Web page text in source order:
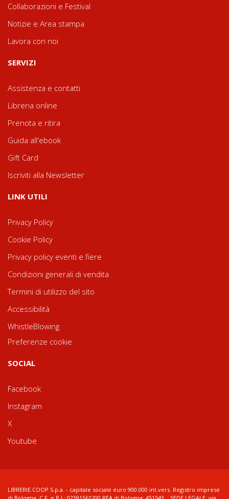
Collaborazioni e Festival
Notizie e Area stampa
Lavora con noi
SERVIZI
Assistenza e contatti
Libreria online
Prenota e ritira
Guida all'ebook
Gift Card
Iscriviti alla Newsletter
LINK UTILI
Privacy Policy
Cookie Policy
Privacy policy eventi e fiere
Condizioni generali di vendita
Termini di utilizzo del sito
Accessibilità
WhistleBlowing
Preferenze cookie
SOCIAL
Facebook
Instagram
X
Youtube
LIBRERIE.COOP S.p.a. - capitale sociale euro 900.000 int.vers. Registro imprese